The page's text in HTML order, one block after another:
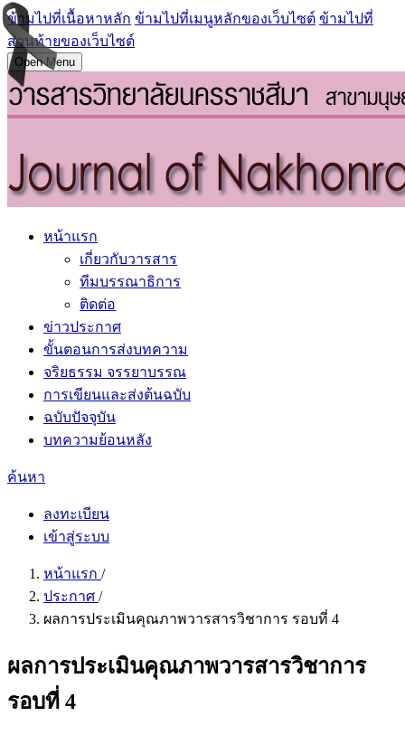
ข้ามไปที่เนื้อหาหลัก ข้ามไปที่เมนูหลักของเว็บไซต์ ข้ามไปที่
ส่วนท้ายของเว็บไซต์
Open Menu
หน้าแรก
เกี่ยวกับวารสาร
ทีมบรรณาธิการ
ติดต่อ
ข่าวประกาศ
ขั้นตอนการส่งบทความ
จริยธรรม จรรยาบรรณ
การเขียนและส่งต้นฉบับ
ฉบับปัจจุบัน
บทความย้อนหลัง
ค้นหา
ลงทะเบียน
เข้าสู่ระบบ
หน้าแรก /
ประกาศ /
ผลการประเมินคุณภาพวารสารวิชาการ รอบที่ 4
ผลการประเมินคุณภาพวารสารวิชาการ
รอบที่ 4